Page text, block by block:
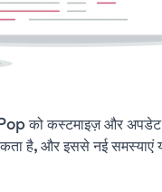
को कस्टमाइज़ और
है, और इससे नई समस्याएं